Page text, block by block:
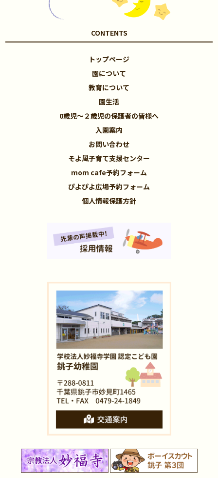
CONTENTS
トップページ
園について
教育について
園生活
0歳児～２歳児の保護者の皆様へ
入園案内
お問い合わせ
そよ風子育て支援センター
mom cafe予約フォーム
ぴよぴよ広場予約フォーム
個人情報保護方針